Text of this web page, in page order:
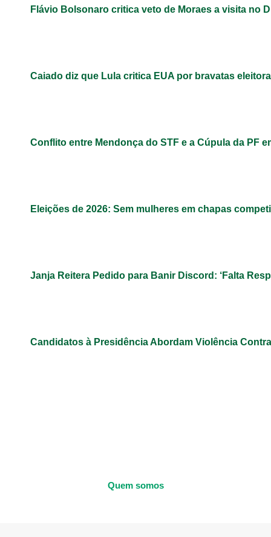
Flávio Bolsonaro critica veto de Moraes a visita no
Caiado diz que Lula critica EUA por bravatas
Conflito entre Mendonça do STF e a Cúpula da PF
Eleições de 2026: Sem mulheres em chapas
Janja Reitera Pedido para Banir Discord: ‘Falta
Candidatos à Presidência Abordam Violência
Quem somos